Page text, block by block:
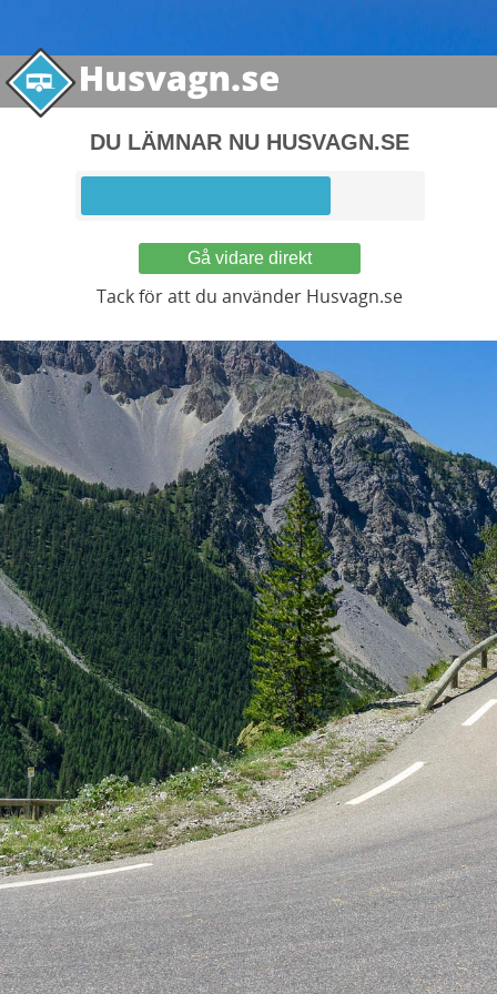
DU LÄMNAR NU HUSVAGN.SE
Gå vidare direkt
Tack för att du använder Husvagn.se